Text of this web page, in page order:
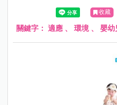
或者打照顧者來吸引大人的注
照顧者卻把這些行為當成是暴
著去解讀這些行為的背後意義
收藏
關鍵字： 適應 、 環境、 嬰幼